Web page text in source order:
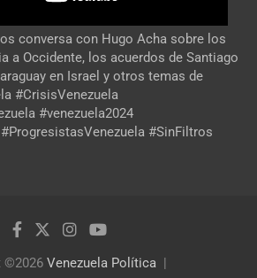
conversa con Hugo Acha sobre los
a Occidente, los acuerdos de Santiago
en Israel y otros temas de
#CrisisVenezuela
#venezuela2024
#SinFiltros
©2026 Venezuela Política